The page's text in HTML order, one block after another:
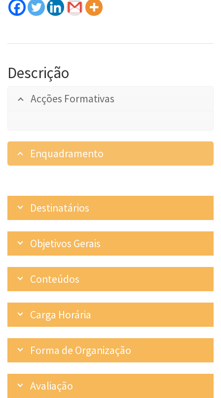
Descrição
Acções Formativas
Enquadramento
Destinatários
Objetivos Gerais
Conteúdos
Carga Horária
Forma de Organização
Avaliação